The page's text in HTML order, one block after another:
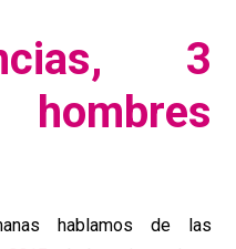
3
hablamos de las